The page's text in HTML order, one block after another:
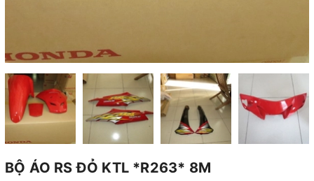
BỘ ÁO RS ĐỎ KTL *R263* 8M